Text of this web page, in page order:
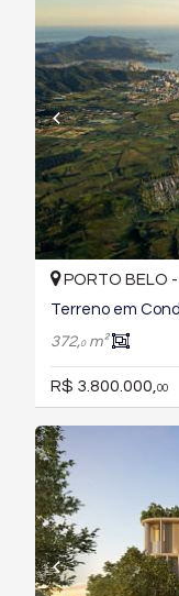
PORTO BELO -
372,0m²
R$ 3.800.000,00